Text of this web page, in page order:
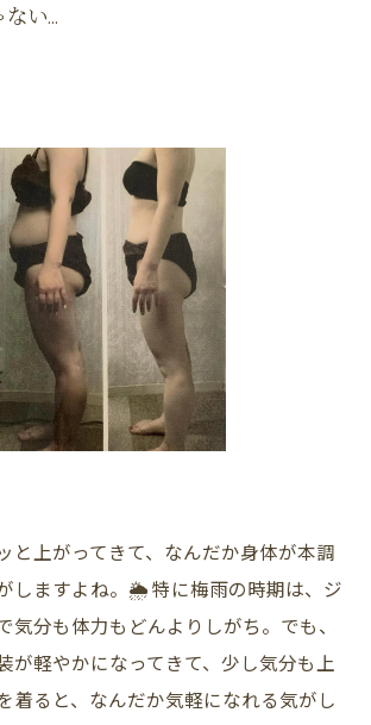
い...
と上がってきて、なんだか身体が本調
しますよね。🌦️ 特に梅雨の時期は、ジ
気分も体力もどんよりしがち。でも、
が軽やかになってきて、少し気分も上
着ると、なんだか気軽になれる気がし